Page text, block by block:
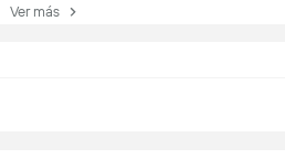
Ver más